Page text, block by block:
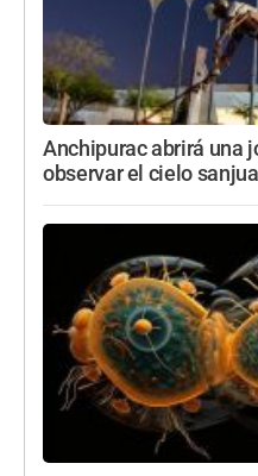
Anchipurac abrirá una
observar el cielo